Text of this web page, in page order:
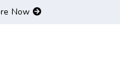
Now